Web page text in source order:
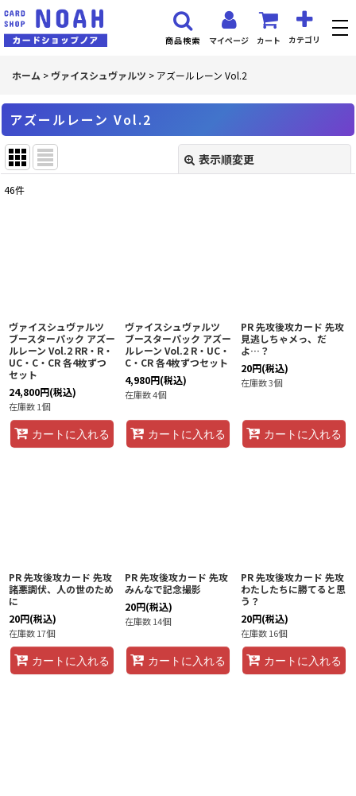
マイページ カート カテゴリ
商品検索
ホーム > ヴァイスシュヴァルツ > アズールレーン Vol.2
アズールレーン Vol.2
表示順変更
46件
ヴァイスシュヴァルツ
ブースターパック アズー
ルレーン Vol.2 RR・R・
UC・C・CR 各4枚ずつ
セット
24,800円(税込)
在庫数 1個
カートに入れる
ヴァイスシュヴァルツ
ブースターパック アズー
ルレーン Vol.2 R・UC・
C・CR 各4枚ずつセット
4,980円(税込)
在庫数 4個
カートに入れる
PR 先攻後攻カード 先攻
見逃しちゃメっ、だ
よ…？
20円(税込)
在庫数 3個
カートに入れる
PR 先攻後攻カード 先攻
諸悪調伏、人の世のため
に
20円(税込)
在庫数 17個
カートに入れる
PR 先攻後攻カード 先攻
みんなで記念撮影
20円(税込)
在庫数 14個
カートに入れる
PR 先攻後攻カード 先攻
わたしたちに勝てると思
う？
20円(税込)
在庫数 16個
カートに入れる